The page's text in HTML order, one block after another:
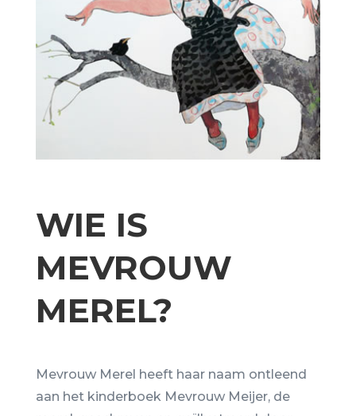
WIE IS
MEVROUW
MEREL?
Mevrouw Merel heeft haar naam ontleend
aan het kinderboek Mevrouw Meijer, de